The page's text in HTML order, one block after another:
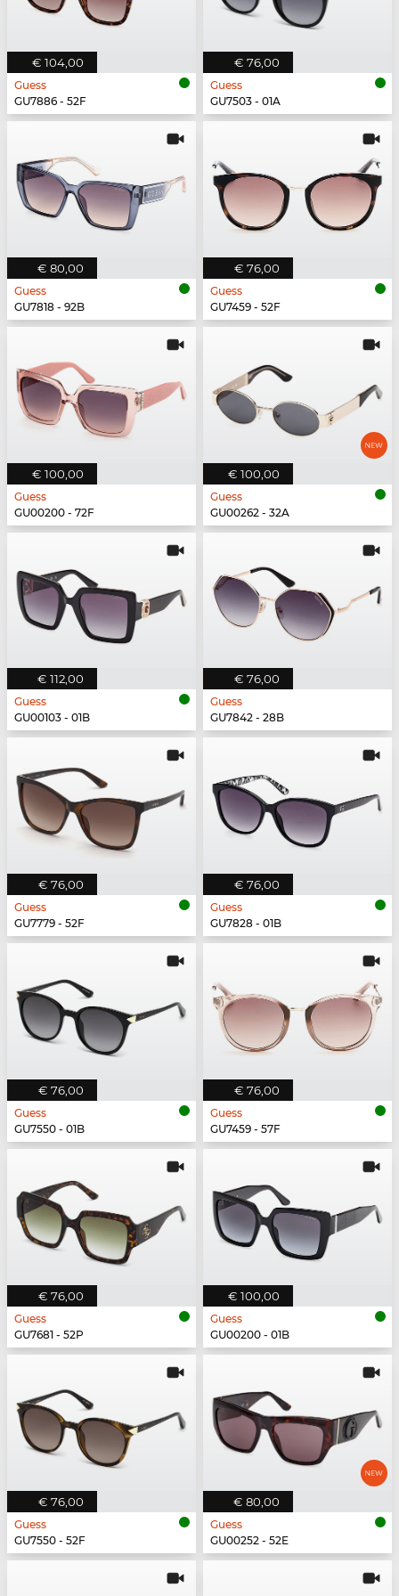
€ 104,00
Guess
GU7886 - 52F
€ 76,00
Guess
GU7503 - 01A
€ 80,00
Guess
GU7818 - 92B
€ 76,00
Guess
GU7459 - 52F
€ 100,00
Guess
GU00200 - 72F
€ 100,00
Guess
GU00262 - 32A
€ 112,00
Guess
GU00103 - 01B
€ 76,00
Guess
GU7842 - 28B
€ 76,00
Guess
GU7779 - 52F
€ 76,00
Guess
GU7828 - 01B
€ 76,00
Guess
GU7550 - 01B
€ 76,00
Guess
GU7459 - 57F
€ 76,00
Guess
GU7681 - 52P
€ 100,00
Guess
GU00200 - 01B
€ 76,00
Guess
GU7550 - 52F
€ 80,00
Guess
GU00252 - 52E